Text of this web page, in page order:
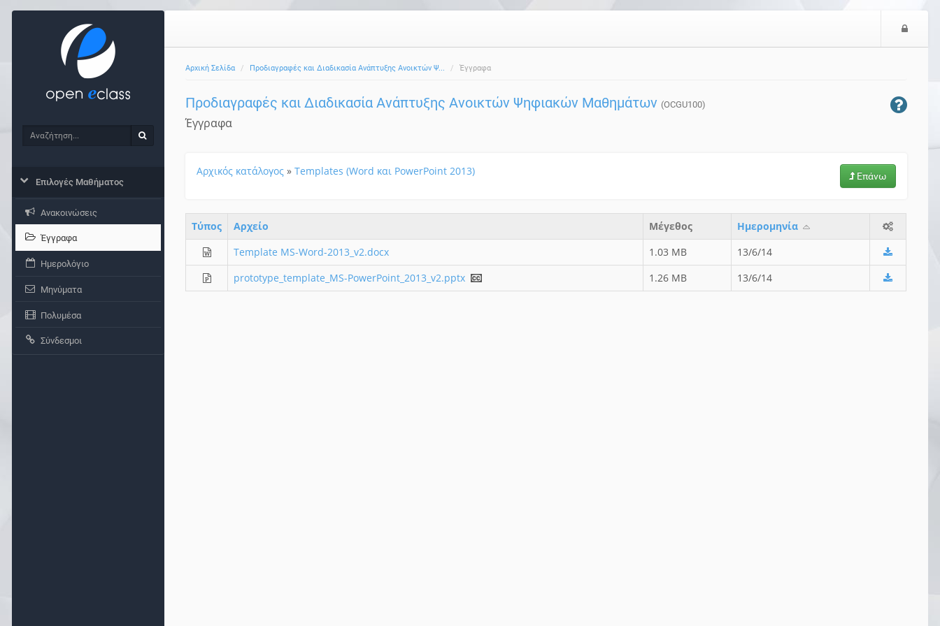
Αρχική Σελίδα Προδιαγραφές και Διαδικασία Ανάπτυξης Ανοικτών Ψ... Έγγραφα
Προδιαγραφές και Διαδικασία Ανάπτυξης Ανοικτών Ψηφιακών Μαθημάτων (OCGU100)
Έγγραφα
Επάνω
Αρχικός κατάλογος »Templates (Word και PowerPoint 2013)
Τύπος Aρχείο Μέγεθος
Ημερομηνία
Template MS-Word-2013_v2.docx
1.03 MB
13/6/14
prototype_template_MS-PowerPoint_2013_v2.pptx
1.26 MB 13/6/14
Αναζήτηση
Επιλογές Μαθήματος
Ανακοινώσεις
Έγγραφα
Ημερολόγιο
Μηνύματα
Πολυμέσα
Σύνδεσμοι